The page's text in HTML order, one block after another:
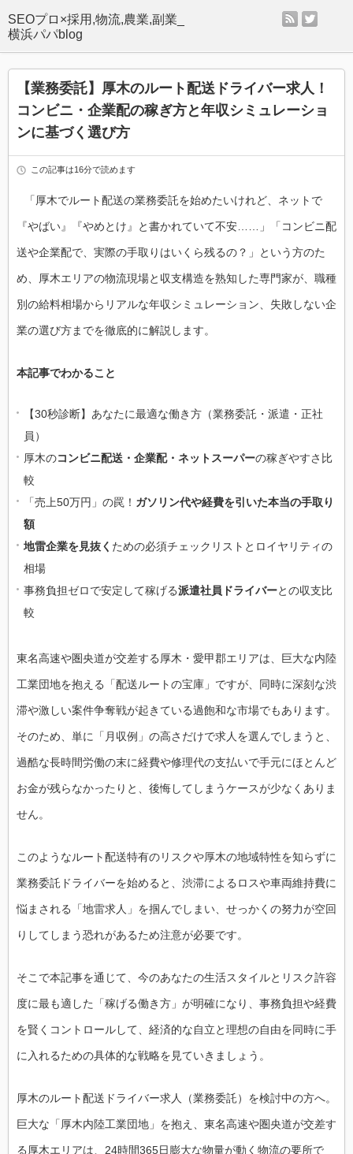
SEOプロ×採用,物流,農業,副業_
横浜パパblog
rss
【業務委託】厚木のルート配送ドライバー求人！
コンビニ・企業配の稼ぎ方と年収シミュレーショ
ンに基づく選び方
この記事は16分で読めます
「厚木でルート配送の業務委託を始めたいけれど、ネットで
『やばい』『やめとけ』と書かれていて不安……」「コンビニ配
送や企業配で、実際の手取りはいくら残るの？」という方のた
め、厚木エリアの物流現場と収支構造を熟知した専門家が、職種
別の給料相場からリアルな年収シミュレーション、失敗しない企
業の選び方までを徹底的に解説します。
本記事でわかること
【30秒診断】あなたに最適な働き方（業務委託・派遣・正社
員）
厚木のコンビニ配送・企業配・ネットスーパーの稼ぎやすさ比
較
「売上50万円」の罠！ ガソリン代や経費を引いた本当の手取り
額
地雷企業を見抜く ための必須チェックリストとロイヤリティの
相場
事務負担ゼロで安定して稼げる派遣社員ドライバーとの収支比
較
東名高速や圏央道が交差する厚木・愛甲郡エリアは、巨大な内陸
工業団地を抱える「配送ルートの宝庫」ですが、同時に深刻な渋
滞や激しい案件争奪戦が起きている過飽和な市場でもあります。
そのため、単に「月収例」の高さだけで求人を選んでしまうと、
過酷な長時間労働の末に経費や修理代の支払いで手元にほとんど
お金が残らなかったりと、後悔してしまうケースが少なくありま
せん。
このようなルート配送特有のリスクや厚木の地域特性を知らずに
業務委託ドライバーを始めると、渋滞によるロスや車両維持費に
悩まされる「地雷求人」を掴んでしまい、せっかくの努力が空回
りしてしまう恐れがあるため注意が必要です。
そこで本記事を通じて、今のあなたの生活スタイルとリスク許容
度に最も適した「稼げる働き方」が明確になり、事務負担や経費
を賢くコントロールして、経済的な自立と理想の自由を同時に手
に入れるための具体的な戦略を見ていきましょう。
厚木のルート配送ドライバー求人（業務委託）を検討中の方へ。
巨大な「厚木内陸工業団地」を抱え、東名高速や圏央道が交差す
る厚木エリアは、24時間365日膨大な物量が動く物流の要所で